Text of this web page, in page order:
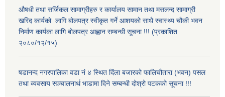
औषधी तथा सर्जिकल सामाग्रीहरु र कार्यालय सामान तथा मसलन्द सामाग्री
खरिद कार्यको लागि बोलपत्र स्वीकृत गर्ने आशयको साथै स्वास्थ्य चौकी भवन
निर्माण कार्यका लागि बोलपत्र आह्वान सम्बन्धी सूचना !!! (प्रकाशित
२०८०/१२/१५)
षडानन्द नगरपालिका वडा नं ४ स्थित दिंला बजारको फालिचौतारा (भवन) पसल
तथा व्यवसाय सञ्चालनार्थ भाडामा दिने सम्बन्धी दोश्रो पटकको सूचना !!!